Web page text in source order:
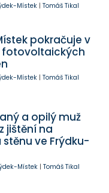
Místek| Tomáš Tikal
pokračuje v
fotovoltaických
Místek| Tomáš Tikal
a opilý muž
jištění na
stěnu ve Frýdku-
Místek| Tomáš Tikal